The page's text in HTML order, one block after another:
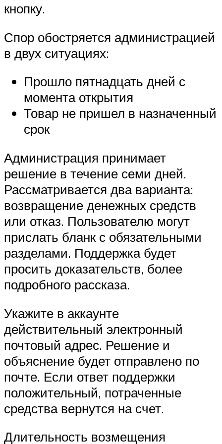
кнопку.
Спор обостряется администрацией
в двух ситуациях:
Прошло пятнадцать дней с
момента открытия
Товар не пришел в назначенный
срок
Администрация принимает
решение в течение семи дней.
Рассматривается два варианта:
возвращение денежных средств
или отказ. Пользователю могут
прислать бланк с обязательными
разделами. Поддержка будет
просить доказательств, более
подробного рассказа.
Укажите в аккаунте
действительный электронный
почтовый адрес. Решение и
объяснение будет отправлено по
почте. Если ответ поддержки
положительный, потраченные
средства вернутся на счет.
Длительность возмещения